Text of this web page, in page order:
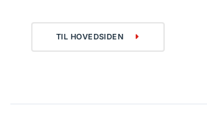
TIL HOVEDSIDEN